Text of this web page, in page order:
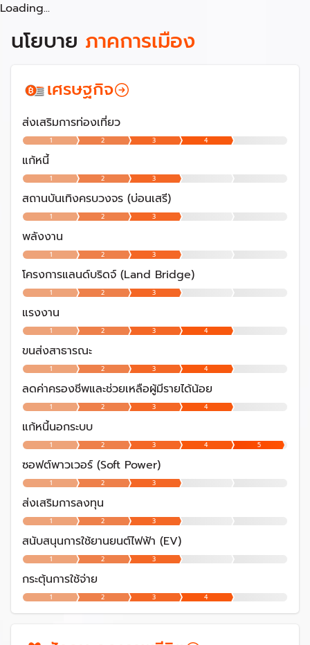
Loading...
นโยบาย ภาคการเมือง
เศรษฐกิจ
ส่งเสริมการท่องเที่ยว
1 2 3 4
แก้หนี้
1 2 3
สถานบันเทิงครบวงจร (บ่อนเสรี)
1 2 3
พลังงาน
1 2 3
โครงการแลนด์บริดจ์ (Land Bridge)
1 2 3
แรงงาน
1 2 3 4
ขนส่งสาธารณะ
1 2 3 4
ลดค่าครองชีพและช่วยเหลือผู้มีรายได้น้อย
1 2 3 4
แก้หนี้นอกระบบ
1 2 3 4 5
ซอฟต์พาวเวอร์ (Soft Power)
1 2 3
ส่งเสริมการลงทุน
1 2 3
สนับสนุนการใช้ยานยนต์ไฟฟ้า (EV)
1 2 3
กระตุ้นการใช้จ่าย
1 2 3 4